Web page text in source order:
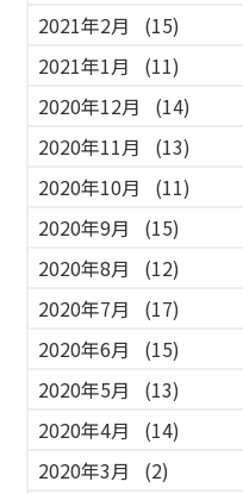
2021年2月
(15)
2021年1月
(11)
2020年12月
(14)
2020年11月
(13)
2020年10月
(11)
2020年9月
(15)
2020年8月
(12)
2020年7月
(17)
2020年6月
(15)
2020年5月
(13)
2020年4月
(14)
2020年3月
(2)